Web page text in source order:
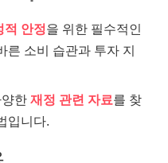
적 안정을 위한 필수적인
른 소비 습관과 투자 지
한 재정 관련 자료를 찾
입니다.